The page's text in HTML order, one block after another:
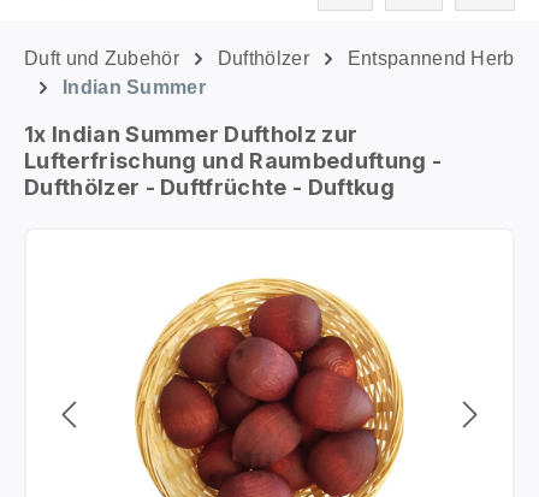
Duft und Zubehör Dufthölzer
Entspannend Herb
Indian Summer
1x Indian Summer Duftholz zur
Lufterfrischung und Raumbeduftung -
Dufthölzer - Duftfrüchte - Duftkug
Bildergalerie überspringen